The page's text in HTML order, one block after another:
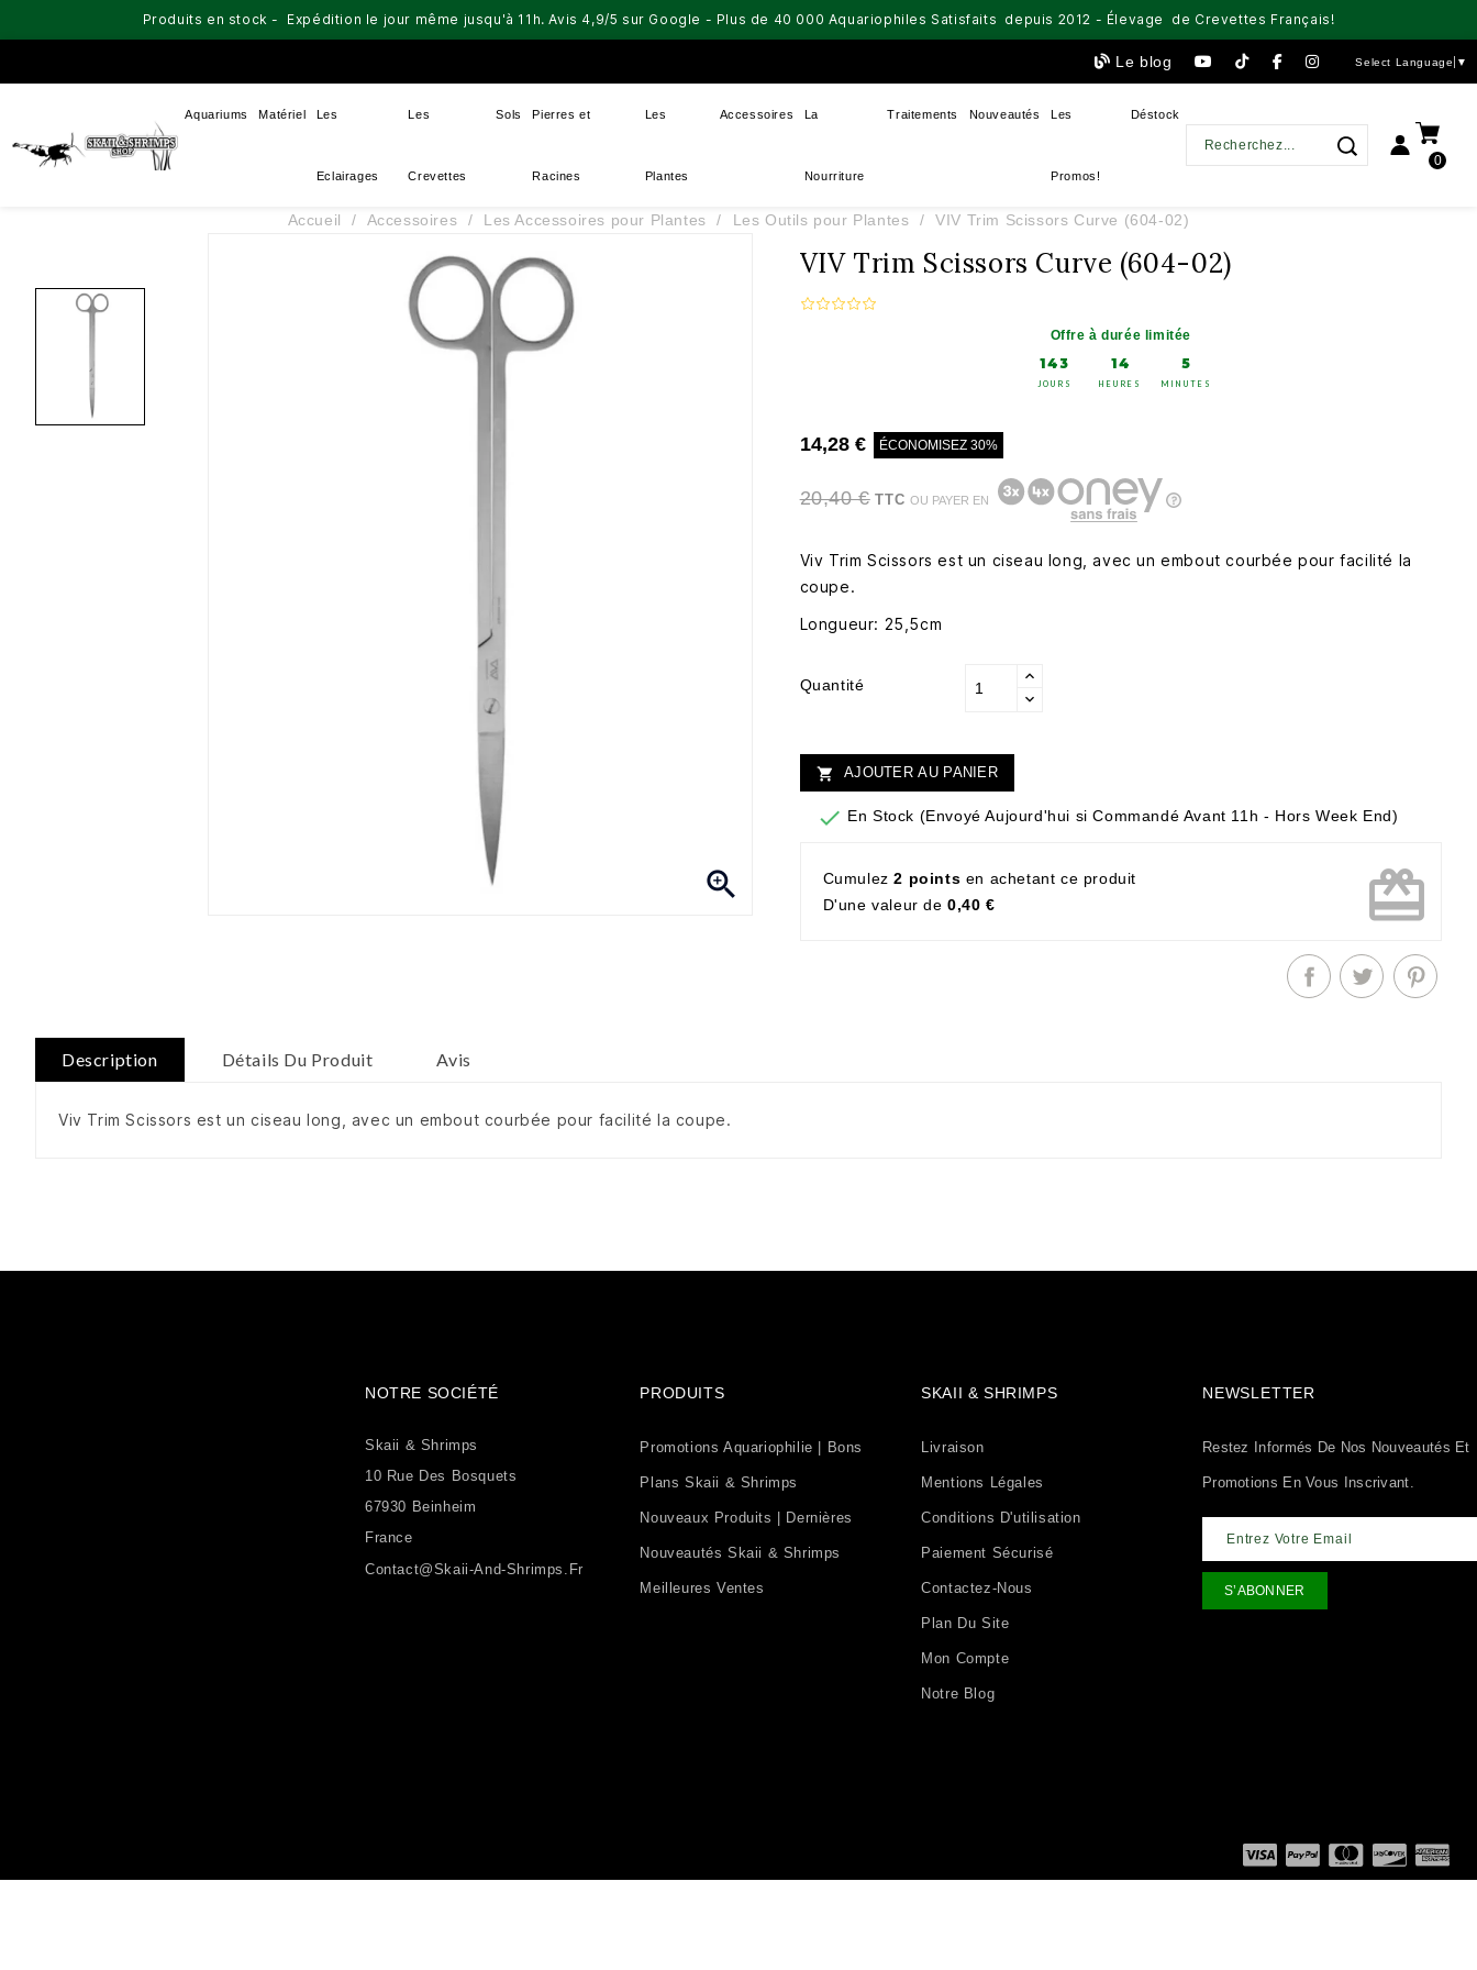
Produits en stock - Expédition le jour même jusqu'à 11h. Avis 4,9/5 sur Google - Plus de 40 000 Aquariophiles Satisfaits depuis 2012 - Élevage de Crevettes Français!
Le blog Select Language ▼
Aquariums Matériel Les
Eclairages
Les
Crevettes
Sols Pierres et
Racines
Les
Plantes
Accessoires La
Nourriture
Traitements Nouveautés Les
Promos!
Déstock
0
Accueil Accessoires Les Accessoires pour Plantes Les Outils pour Plantes VIV Trim Scissors Curve (604-02)

VIV Trim Scissors Curve (604-02)
Offre à durée limitée
143
JOURS
14
HEURES
5
MINUTES
14,28 € ÉCONOMISEZ 30%
20,40 € TTC OU PAYER EN
Viv Trim Scissors est un ciseau long, avec un embout courbée pour facilité la
coupe.
Longueur: 25,5cm
Quantité
 AJOUTER AU PANIER
 En Stock (Envoyé Aujourd'hui si Commandé Avant 11h - Hors Week End)
Cumulez2 points en achetant ce produit
D'une valeur de0,40 € card_giftcard
Description Détails Du Produit Avis
Viv Trim Scissors est un ciseau long, avec un embout courbée pour facilité la coupe.
NOTRE SOCIÉTÉ
Skaii & Shrimps
10 Rue Des Bosquets
67930 Beinheim
France
Contact@skaii-And-Shrimps.fr
PRODUITS
Promotions Aquariophilie | Bons
Plans Skaii & Shrimps
Nouveaux Produits | Dernières
Nouveautés Skaii & Shrimps
Meilleures Ventes
SKAII & SHRIMPS
Livraison
Mentions Légales
Conditions D'utilisation
Paiement Sécurisé
Contactez-Nous
Plan Du Site
Mon Compte
Notre Blog
NEWSLETTER
Restez Informés De Nos Nouveautés Et
Promotions En Vous Inscrivant.